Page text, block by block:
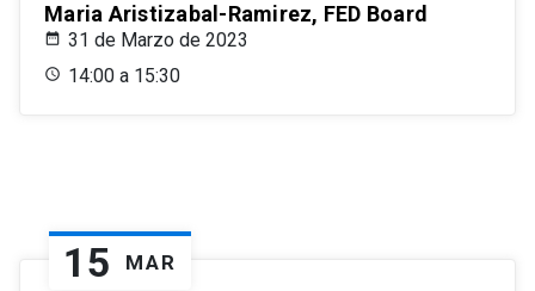
Maria Aristizabal-Ramirez, FED Board
31 de Marzo de 2023
14:00 a 15:30
15 MAR